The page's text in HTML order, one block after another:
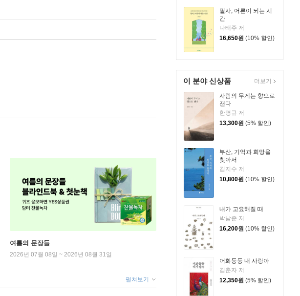
필사, 어른이 되는 시
간
나태주 저
16,650원 (10% 할인)
이 분야 신상품
사람의 무게는 향으로
잰다
한명규 저
13,300원 (5% 할인)
부산, 기억과 희망을
찾아서
김지수 저
10,800원 (10% 할인)
내가 고요해질 때
박남준 저
16,200원 (10% 할인)
어화둥둥 내 사랑아
김춘자 저
12,350원 (5% 할인)
더보기
여름의 문장들
2026년 07월 08일 ~ 2026년 08월 31일
펼쳐보기